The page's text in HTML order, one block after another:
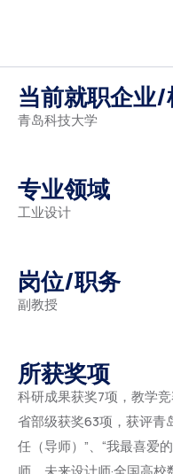
当前就职企业/
青岛科技大学
专业领域
工业设计
岗位/职务
副教授
所获奖项
科研成果获奖7项，教学
省部级获奖63项，获评青
任（导师）”、“我最喜爱